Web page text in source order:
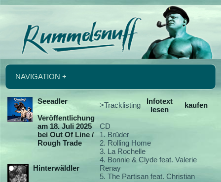
NAVIGATION +
Seeadler
Veröffentlichung
am 18. Juli 2025
bei Out Of Line /
Rough Trade
Hinterwäldler
>Tracklisting
Infotext
lesen
kaufen
CD
1. Brüder
2. Rolling Home
3. La Rochelle
4. Bonnie & Clyde feat. Valerie
Renay
5. The Partisan feat. Christian